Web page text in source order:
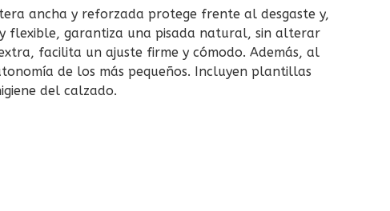
ancha y reforzada protege frente al desgaste y,
flexible, garantiza una pisada natural, sin alterar
facilita un ajuste firme y cómodo. Además, al
de los más pequeños. Incluyen plantillas
del calzado.